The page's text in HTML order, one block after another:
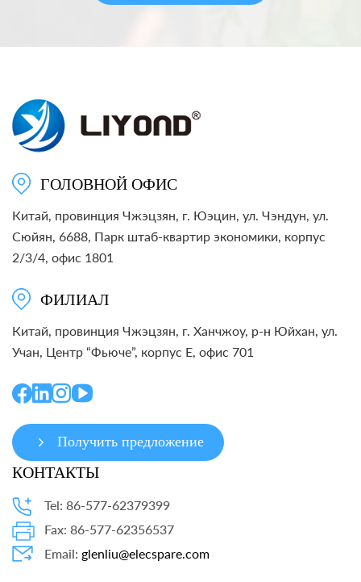
ГОЛОВНОЙ ОФИС
Китай, провинция Чжэцзян, г. Юэцин, ул. Чэндун, ул.
Сюйян, 6688, Парк штаб-квартир экономики, корпус
2/3/4, офис 1801
ФИЛИАЛ
Китай, провинция Чжэцзян, г. Ханчжоу, р-н Юйхан, ул.
Учан, Центр “Фьюче”, корпус E, офис 701
Получить предложение
КОНТАКТЫ
Tel: 86-577-62379399
Fax: 86-577-62356537
Email: glenliu@elecspare.com